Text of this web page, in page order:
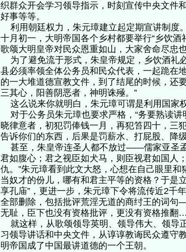
织群众开会学习领导指示，时刻宣传中央文件
好事等等。
利用朝廷权力，朱元璋建立起定期宣讲制度
十月初一，大明帝国各个乡村都要举行“乡饮酒
歌颂大明皇帝对民众恩重如山，大家舍命尽忠
为了避免流于形式，朱皇帝规定，乡饮酒礼
县必须率领全体公务员和民众代表，一起跪在
的一大堆道德宣教文件，到了结尾的时候，还
三其心，阳善阴恶者，神明诛殛。”
这么说来你就明白，朱元璋可谓是利用国家
对于公务员朱元璋也要求严格，“务要熟读讲
晓律意者，初犯罚俸钱一月，再犯笞四十，三
告诉你们的东西，后果是罚薪水、打屁股、
甚至，朱皇帝连圣人都不放过——儒家亚圣
君如腹心；君之视臣如犬马，则臣视君如国人
仇。”朱元璋看到此文大怒，心想在自己眼里
当奴才的份儿，哪有和君主平等的资格？于是
享孔庙”，更进一步，朱元璋下令将流传近2千
全部删除，包括批评荒淫无道的商纣王的词
无耻，臣下也没有资格批评，更没有资格推
就这样，从歌颂领导英明、领导伟大、领导
习领导讲话和中央文件，从谆谆教诲民众遵守
明帝国成了中国最讲道德的一个王朝。